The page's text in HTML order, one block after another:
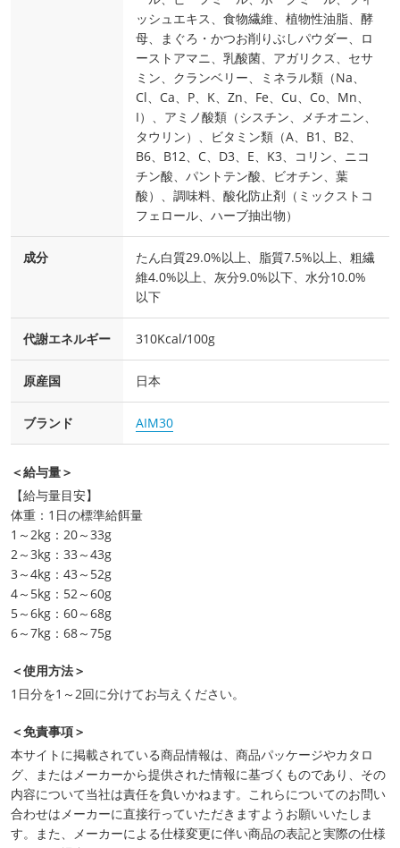
ッシュエキス、食物繊維、植物性油脂、酵
母、まぐろ・かつお削りぶしパウダー、ロ
ーストアマニ、乳酸菌、アガリクス、セサ
ミン、クランベリー、ミネラル類（Na、
Cl、Ca、P、K、Zn、Fe、Cu、Co、Mn、
I）、アミノ酸類（シスチン、メチオニン、
タウリン）、ビタミン類（A、B1、B2、
B6、B12、C、D3、E、K3、コリン、ニコ
チン酸、パントテン酸、ビオチン、葉
酸）、調味料、酸化防止剤（ミックストコ
フェロール、ハーブ抽出物）
成分
たん白質29.0%以上、脂質7.5%以上、粗繊
維4.0%以上、灰分9.0%以下、水分10.0%
以下
代謝エネルギー 310Kcal/100g
原産国 日本
ブランド AIM30
＜給与量＞
【給与量目安】
体重：1日の標準給餌量
1～2kg：20～33g
2～3kg：33～43g
3～4kg：43～52g
4～5kg：52～60g
5～6kg：60～68g
6～7kg：68～75g
＜使用方法＞
1日分を1～2回に分けてお与えください。
＜免責事項＞
本サイトに掲載されている商品情報は、商品パッケージやカタロ
グ、またはメーカーから提供された情報に基づくものであり、その
内容について当社は責任を負いかねます。これらについてのお問い
合わせはメーカーに直接行っていただきますようお願いいたしま
す。また、メーカーによる仕様変更に伴い商品の表記と実際の仕様